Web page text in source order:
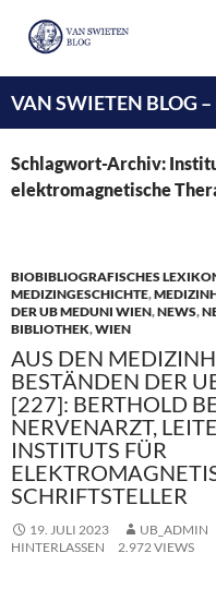
VAN SWIETEN BLOG
INHALT
SPRINGEN
Schlagwort-Archiv:
elektromagnetische
BIOBIBLIOGRAFISCHES
MEDIZINGESCHICHTE,
DER UB MEDUNI WIEN,NEWS,
BIBLIOTHEK,WIEN
AUS DEN
BESTÄNDEN DER
[227]: BERTHOLD
NERVENARZT,
INSTITUTS FÜR
SCHRIFTSTELLER
19. JULI 2023 UB_ADMIN
HINTERLASSEN
2.972 VIEWS